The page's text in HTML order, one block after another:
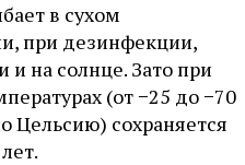
в сухом
при дезинфекции,
и на солнце. Зато при
(от −25 до −70
Цельсию) сохраняется